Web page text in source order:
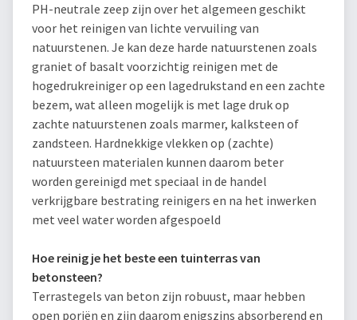
PH-neutrale zeep zijn over het algemeen geschikt
voor het reinigen van lichte vervuiling van
natuurstenen. Je kan deze harde natuurstenen zoals
graniet of basalt voorzichtig reinigen met de
hogedrukreiniger op een lagedrukstand en een zachte
bezem, wat alleen mogelijk is met lage druk op
zachte natuurstenen zoals marmer, kalksteen of
zandsteen. Hardnekkige vlekken op (zachte)
natuursteen materialen kunnen daarom beter
worden gereinigd met speciaal in de handel
verkrijgbare bestrating reinigers en na het inwerken
met veel water worden afgespoeld
Hoe reinig je het beste een tuinterras van
betonsteen?
Terrastegels van beton zijn robuust, maar hebben
open poriën en zijn daarom enigszins absorberend en